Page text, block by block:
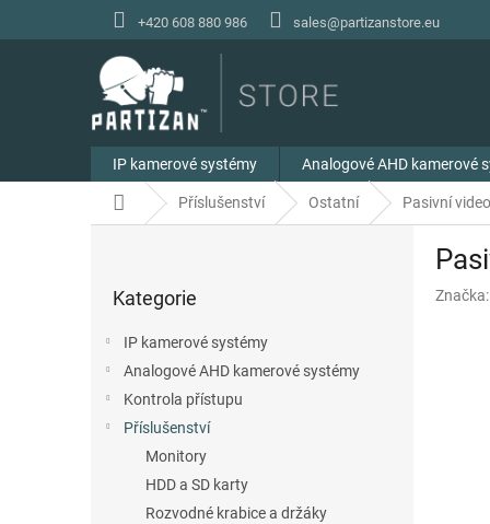
+420 608 880 986 sales@partizanstore.eu
IP kamerové systémy Analogové AHD kamerové
Domů Příslušenství Ostatní Pasivní
kategorie
Kategorie
IP kamerové systémy
Analogové AHD kamerové systémy
Kontrola přístupu
Příslušenství
Monitory
HDD a SD karty
Rozvodné krabice a držáky
Značka: